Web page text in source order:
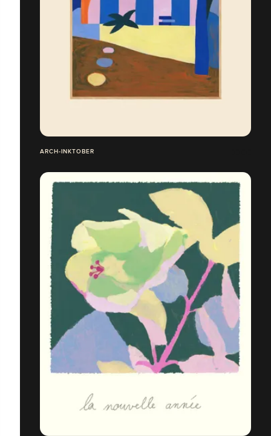
ARCH-INKTOBER